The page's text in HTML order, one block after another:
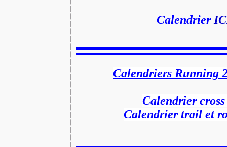
Calendrier
Calendriers Running
Calendrier
Calendrier trail et